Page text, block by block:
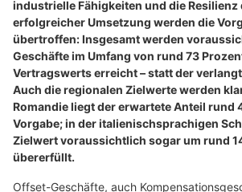
industrielle Fähigkeiten und die Resilienz
erfolgreicher Umsetzung werden die
übertroffen: Insgesamt werden
Geschäfte im Umfang von rund 73
Vertragswerts erreicht – statt der
Auch die regionalen Zielwerte werden
Romandie liegt der erwartete Anteil rund
Vorgabe; in der italienischsprachigen
Zielwert voraussichtlich sogar um rund
übererfüllt.
Offset-Geschäfte, auch